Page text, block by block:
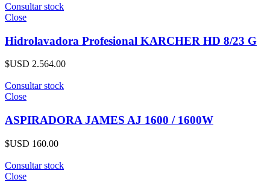
Consultar stock
Close
Hidrolavadora Profesional KARCHER HD 8/23 G
$USD 2.564.00
Consultar stock
Close
ASPIRADORA JAMES AJ 1600 / 1600W
$USD 160.00
Consultar stock
Close